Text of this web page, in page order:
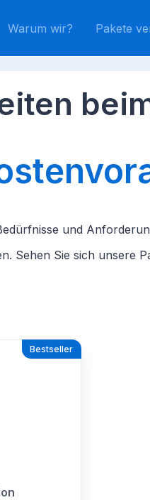
Warum wir? Pakete
und
Sehen Sie sich unsere
Bestseller